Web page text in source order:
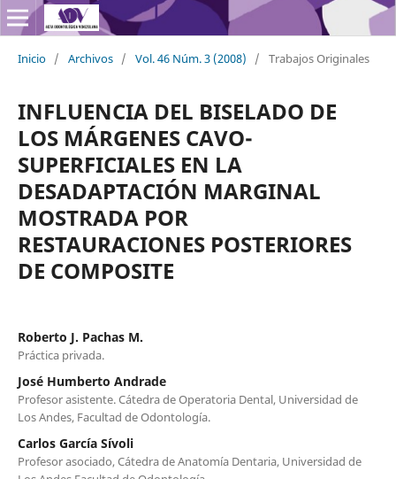
Inicio / Archivos / Vol. 46 Núm. 3 (2008) / Trabajos Originales
INFLUENCIA DEL BISELADO DE
LOS MÁRGENES CAVO-
SUPERFICIALES EN LA
DESADAPTACIÓN MARGINAL
MOSTRADA POR
RESTAURACIONES POSTERIORES
DE COMPOSITE
Roberto J. Pachas M.
Práctica privada.
José Humberto Andrade
Profesor asistente. Cátedra de Operatoria Dental, Universidad de
Los Andes, Facultad de Odontología.
Carlos García Sívoli
Profesor asociado, Cátedra de Anatomía Dentaria, Universidad de